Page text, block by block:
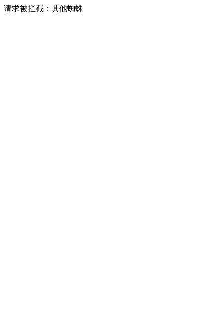
请求被拦截：其他蜘蛛